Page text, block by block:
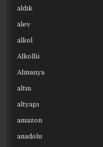
aldık
alev
alkol
Alkollü
Almanya
altın
altyapı
amazon
anadolu